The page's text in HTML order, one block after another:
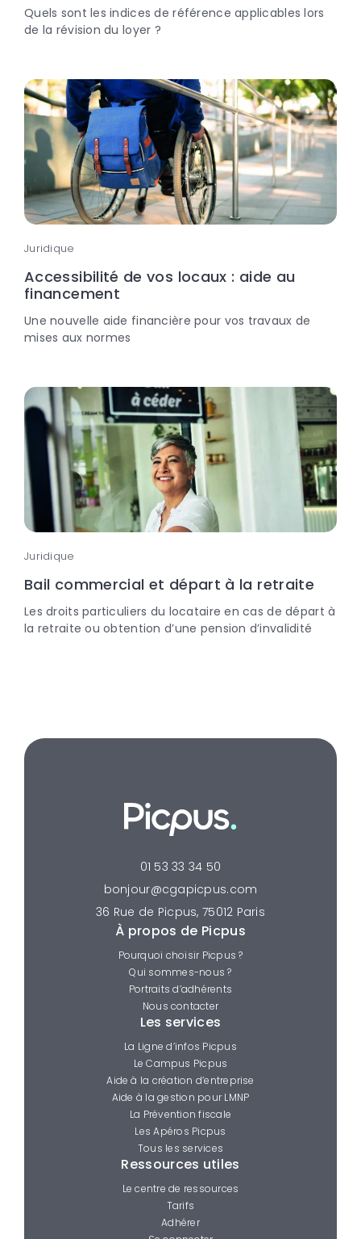
Quels sont les indices de référence applicables lors
de la révision du loyer ?
Juridique
Accessibilité de vos locaux : aide au
financement
Une nouvelle aide financière pour vos travaux de
mises aux normes
Juridique
Bail commercial et départ à la retraite
Les droits particuliers du locataire en cas de départ à
la retraite ou obtention d’une pension d’invalidité
01 53 33 34 50
bonjour@cgapicpus.com
36 Rue de Picpus, 75012 Paris
À propos de Picpus
Pourquoi choisir Picpus ?
Qui sommes-nous ?
Portraits d’adhérents
Nous contacter
Les services
La Ligne d’infos Picpus
Le Campus Picpus
Aide à la création d’entreprise
Aide à la gestion pour LMNP
La Prévention fiscale
Les Apéros Picpus
Tous les services
Ressources utiles
Le centre de ressources
Tarifs
Adhérer